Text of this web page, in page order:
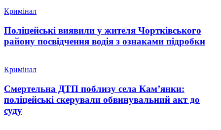
Кримінал
Поліцейські виявили у жителя Чортківського
району посвідчення водія з ознаками підробки
Кримінал
Смертельна ДТП поблизу села Кам’янки:
поліцейські скерували обвинувальний акт до
суду